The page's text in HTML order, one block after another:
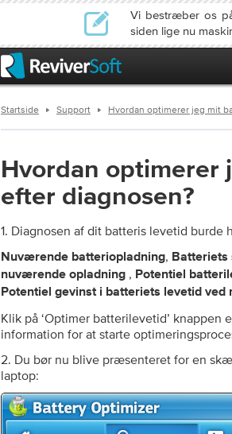
Vi bestræber os
siden lige nu
Startside Support Hvordan optimerer jeg mit
Hvordan optimerer
efter diagnosen?
1. Diagnosen af dit batteris levetid burde
Nuværende batteriopladning, Batteriets
nuværende opladning , Potentiel
Potentiel gevinst i batteriets levetid
Klik på ‘Optimer batterilevetid’
information for at starte
2. Du bør nu blive præsenteret for en
laptop: